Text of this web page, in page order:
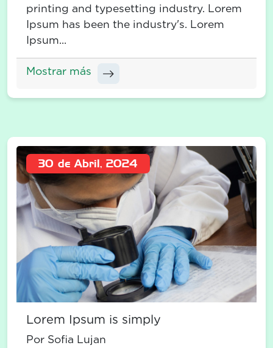
printing and typesetting industry. Lorem
Ipsum has been the industry's. Lorem
Ipsum...
Mostrar más
30 de Abril, 2024
Lorem Ipsum is simply
Por Sofia Lujan